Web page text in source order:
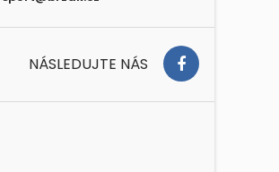
NÁSLEDUJTE NÁS